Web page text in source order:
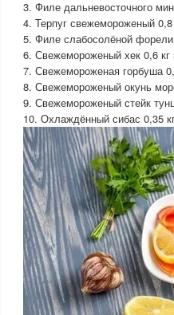
3. Филе дальневосточного
4. Терпуг свежемороженый 0,8
5. Филе слабосолёной
6. Свежемороженый хек 0,6 кг
7. Свежемороженая горбуша
8. Свежемороженый окунь
9. Свежемороженый стейк
10. Охлаждённый сибас 0,35